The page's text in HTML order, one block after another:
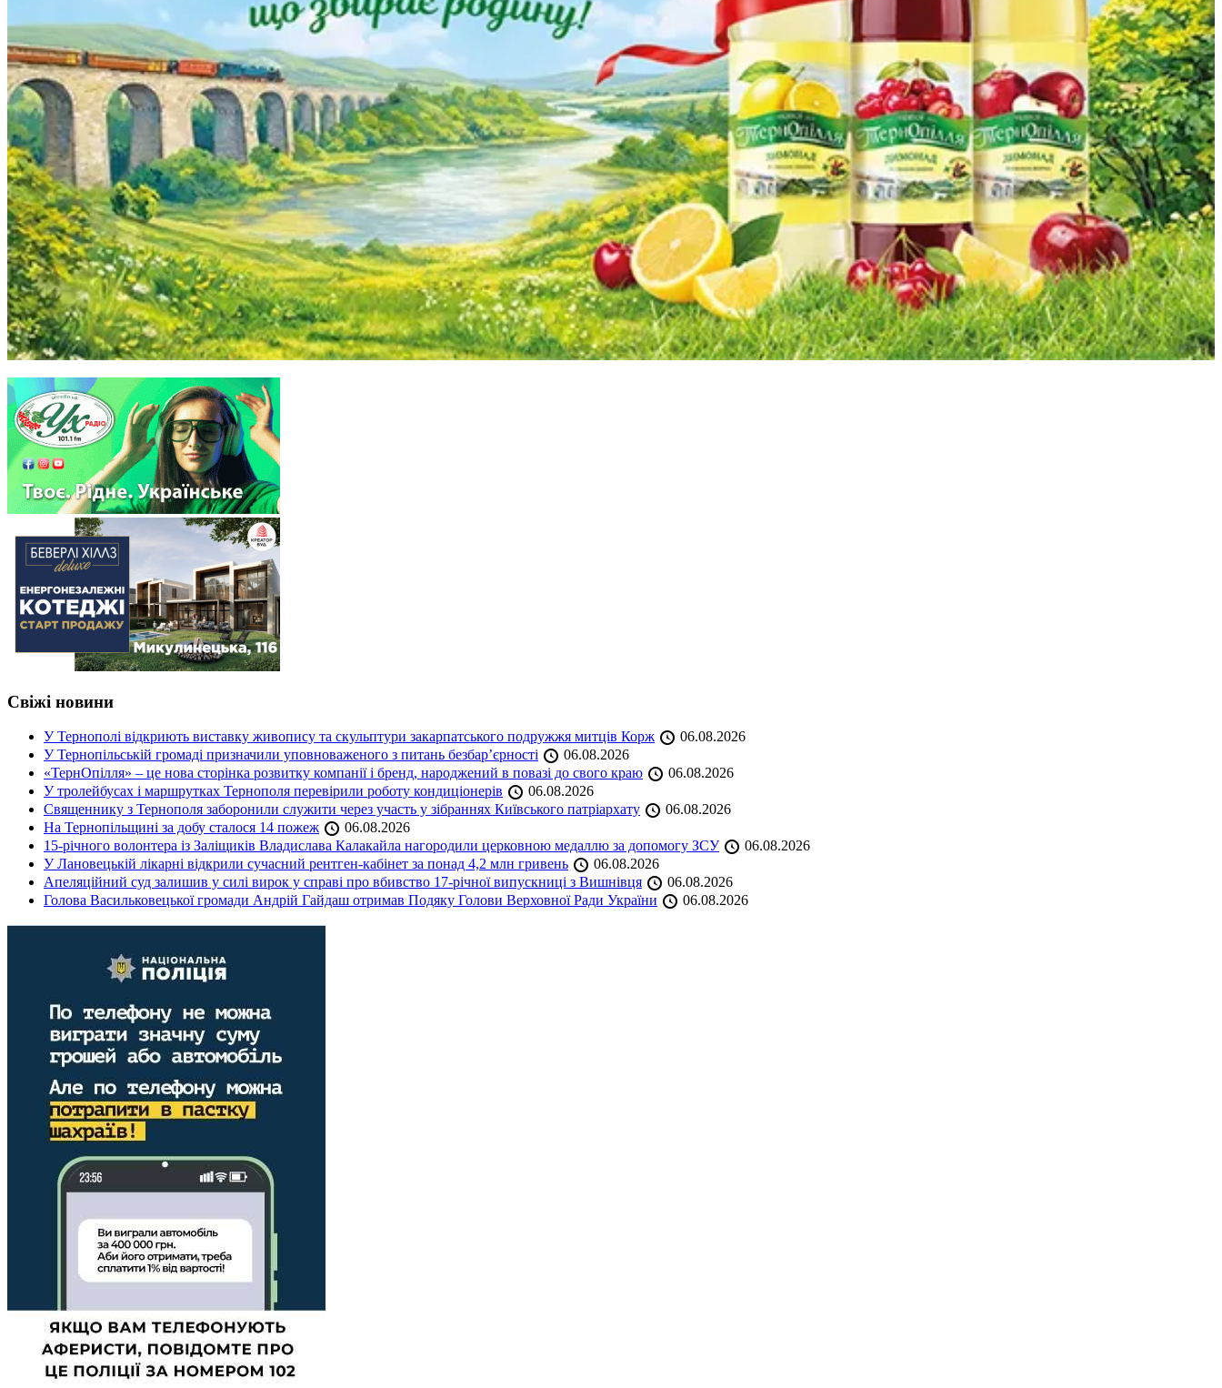
Свіжі новини
У Тернополі відкриють виставку живопису та скульптури закарпатського подружжя митців Корж
06.08.2026
У Тернопільській громаді призначили уповноваженого з питань безбар’єрності
06.08.2026
«ТернОпілля» – це нова сторінка розвитку компанії і бренд, народжений в повазі до свого краю
06.08.2026
У тролейбусах і маршрутках Тернополя перевірили роботу кондиціонерів
06.08.2026
Священнику з Тернополя заборонили служити через участь у зібраннях Київського патріархату
06.08.2026
На Тернопільщині за добу сталося 14 пожеж
06.08.2026
15-річного волонтера із Заліщиків Владислава Калакайла нагородили церковною медаллю за допомогу ЗСУ
06.08.2026
У Лановецькій лікарні відкрили сучасний рентген-кабінет за понад 4,2 млн гривень
06.08.2026
Апеляційний суд залишив у силі вирок у справі про вбивство 17-річної випускниці з Вишнівця
06.08.2026
Голова Васильковецької громади Андрій Гайдаш отримав Подяку Голови Верховної Ради України
06.08.2026